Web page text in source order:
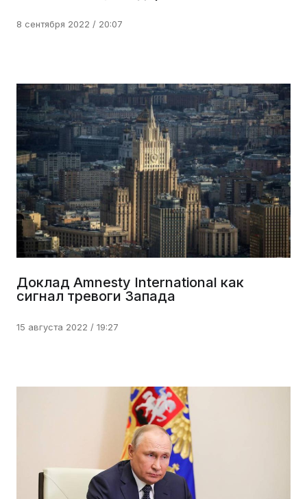
8 сентября 2022 / 20:07
Доклад Amnesty International как
сигнал тревоги Запада
15 августа 2022 / 19:27